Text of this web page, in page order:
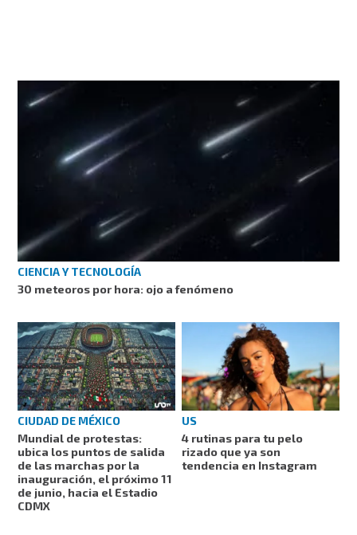
CIENCIA Y TECNOLOGÍA
30 meteoros por hora: ojo a fenómeno
CIUDAD DE MÉXICO
Mundial de protestas:
ubica los puntos de salida
de las marchas por la
inauguración, el próximo 11
de junio, hacia el Estadio
CDMX
US
4 rutinas para tu pelo
rizado que ya son
tendencia en Instagram